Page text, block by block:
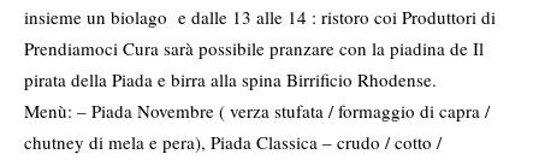
insieme un biolago e dalle 13 alle 14 : ristoro coi Produttori di
Prendiamoci Cura sarà possibile pranzare con la piadina de Il
pirata della Piada e birra alla spina Birrificio Rhodense.
Menù: – Piada Novembre ( verza stufata / formaggio di capra /
chutney di mela e pera), Piada Classica – crudo / cotto /